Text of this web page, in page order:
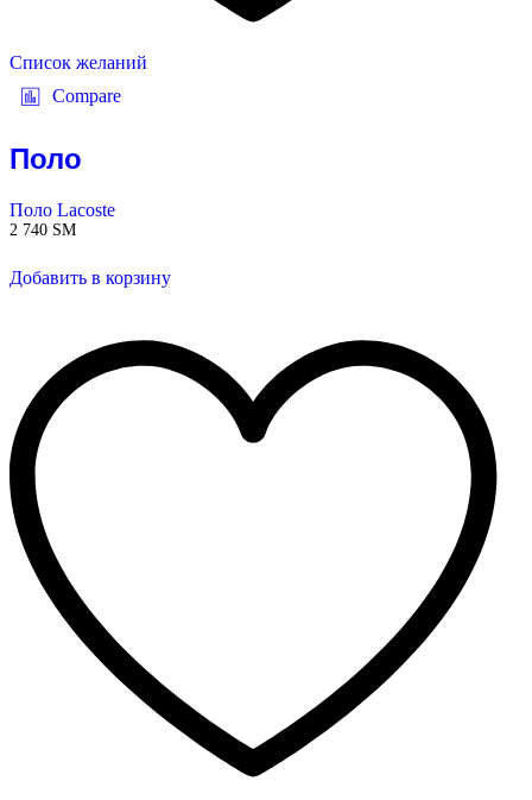
Список желаний
Compare
Поло
Поло Lacoste
2 740 ЅМ
Добавить в корзину